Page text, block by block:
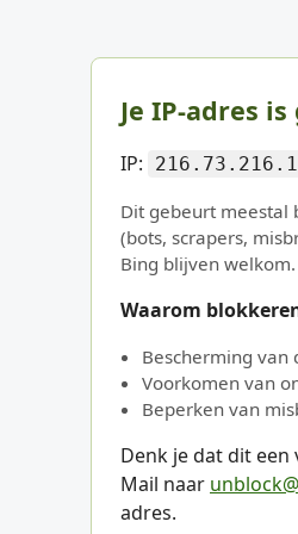
Je IP-adres
IP:
Dit gebeurt meestal
(bots, scrapers,
Bing blijven welkom.
Waarom
Bescherming van
Voorkomen van
Beperken van
Denk je dat dit een
Mail naar
adres.